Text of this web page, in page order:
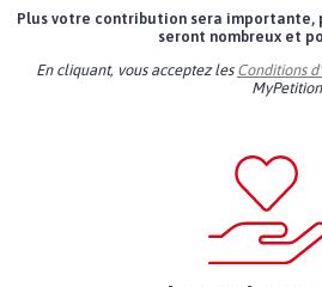
Plus votre contribution sera
seront nombreux et
En cliquant, vous acceptez les Conditions